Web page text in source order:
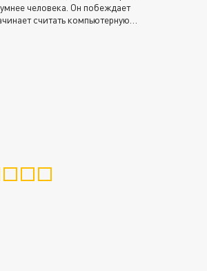
человека. Он побеждает
считать компьютерную